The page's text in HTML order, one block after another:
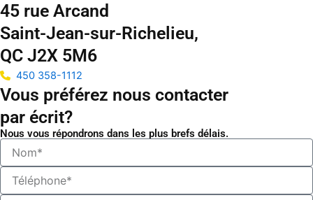
45 rue Arcand
Saint-Jean-sur-Richelieu,
QC J2X 5M6
450 358-1112
Vous préférez nous contacter
par écrit?
Nous vous répondrons dans les plus brefs délais.
N
mT